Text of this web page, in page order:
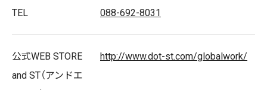
TEL 088-692-8031
公式WEB STORE
and ST（アンドエ
http://www.dot-st.com/globalwork/